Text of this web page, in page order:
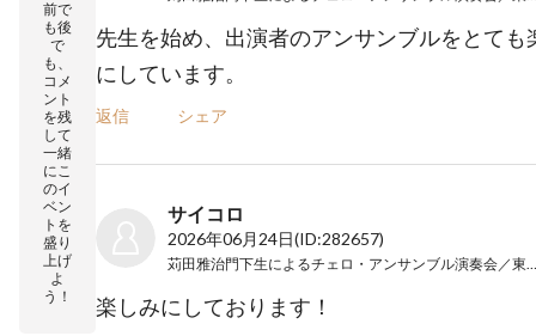
前で
も後
で
も、
コメ
ント
を残
して
一緒
にこ
のイ
ベン
トを
盛り
上げ
よ
う！
先生を始め、出演者のアンサンブルをとても
にしています。
返信 シェア
サイコロ
2026年06月24日(ID:282657)
楽しみにしております！